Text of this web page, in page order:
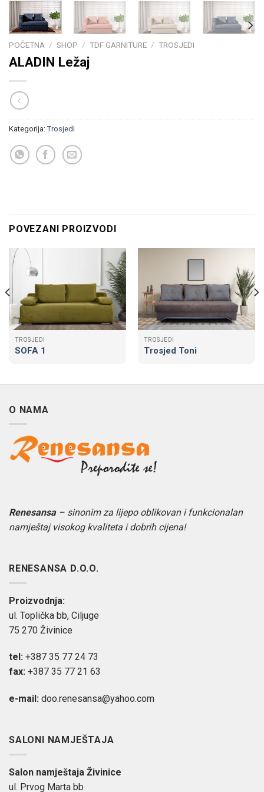
POČETNA / SHOP / TDF GARNITURE / TROSJEDI
ALADIN Ležaj
Kategorija: Trosjedi
POVEZANI PROIZVODI
TROSJEDI
SOFA 1
TROSJEDI
Trosjed Toni
O NAMA
Renesansa– sinonim za lijepo oblikovan i funkcionalan
namještaj visokog kvaliteta i dobrih cijena!
RENESANSA D.O.O.
Proizvodnja:
ul. Toplička bb, Ciljuge
75 270 Živinice
tel: +387 35 77 24 73
fax: +387 35 77 21 63
e-mail: doo.renesansa@yahoo.com
SALONI NAMJEŠTAJA
Salon namještaja Živinice
ul. Prvog Marta bb